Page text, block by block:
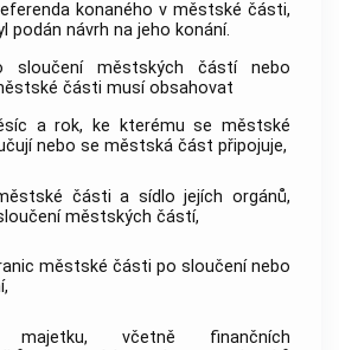
konaného v městské části,
podán návrh na jeho konání.
sloučení městských částí nebo
části musí obsahovat
a rok, ke kterému se městské
nebo se městská část připojuje,
části a sídlo jejích orgánů,
městských částí,
městské části po sloučení nebo
majetku, včetně finančních